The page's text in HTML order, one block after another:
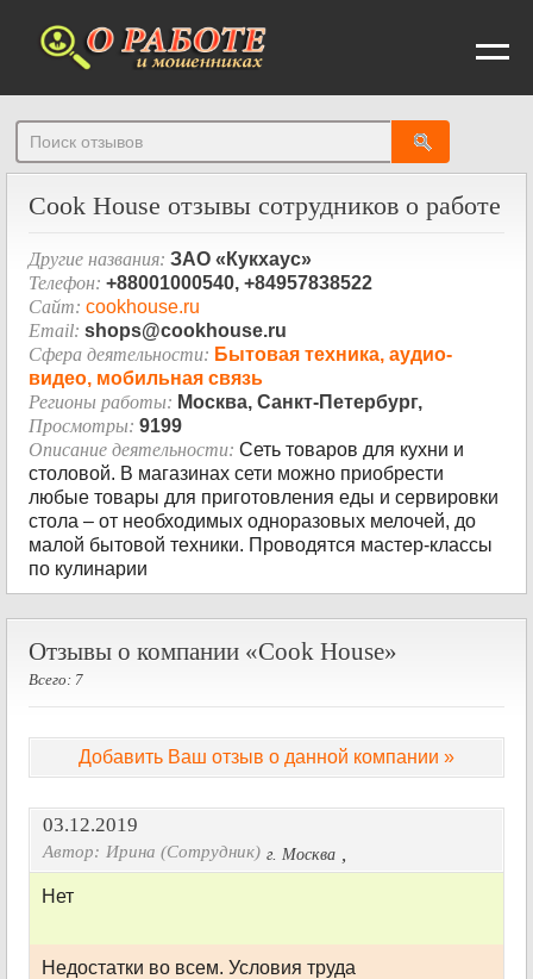
Cook House отзывы сотрудников о работе
Другие названия: ЗАО «Кукхаус»
Телефон: +88001000540, +84957838522
Сайт: cookhouse.ru
Email: shops@cookhouse.ru
Сфера деятельности: Бытовая техника, аудио-
видео, мобильная связь
Регионы работы: Москва, Санкт-Петербург,
Просмотры: 9199
Описание деятельности: Сеть товаров для кухни и
столовой. В магазинах сети можно приобрести
любые товары для приготовления еды и сервировки
стола – от необходимых одноразовых мелочей, до
малой бытовой техники. Проводятся мастер-классы
по кулинарии
Отзывы о компании «Cook House»
Всего: 7
Добавить Ваш отзыв о данной компании »
03.12.2019
Автор: Ирина (Сотрудник) ,
г. Москва
Нет
Недостатки во всем. Условия труда